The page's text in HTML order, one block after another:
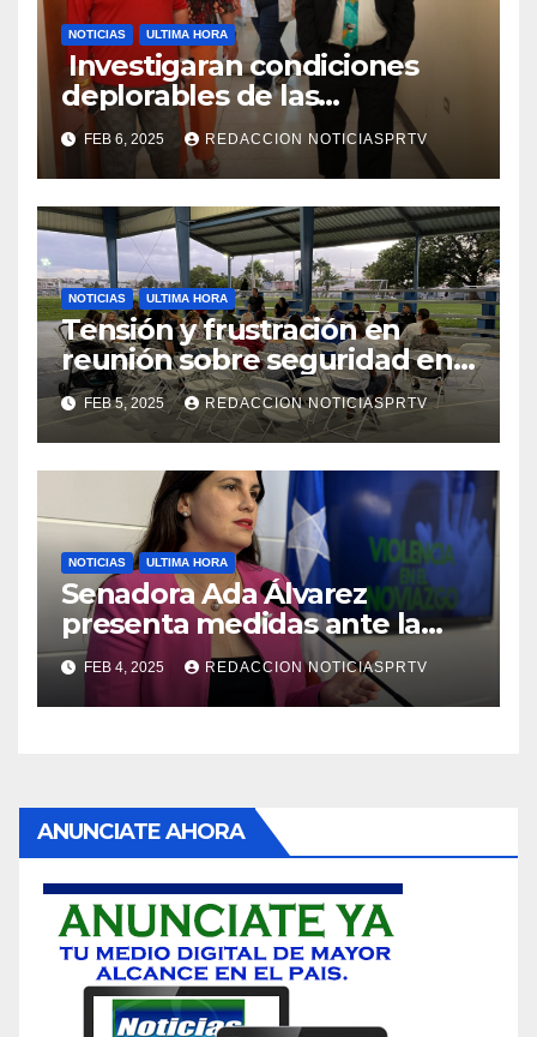
NOTICIAS ULTIMA HORA
Investigaran condiciones
deplorables de las
facilidades el Departamento
de la Salud en Mayagüez
FEB 6, 2025 REDACCION NOTICIASPRTV
NOTICIAS ULTIMA HORA
Tensión y frustración en
reunión sobre seguridad en
Reparto Metropolitano
FEB 5, 2025 REDACCION NOTICIASPRTV
NOTICIAS ULTIMA HORA
Senadora Ada Álvarez
presenta medidas ante la
violencia en el noviazgo
FEB 4, 2025 REDACCION NOTICIASPRTV
ANUNCIATE AHORA